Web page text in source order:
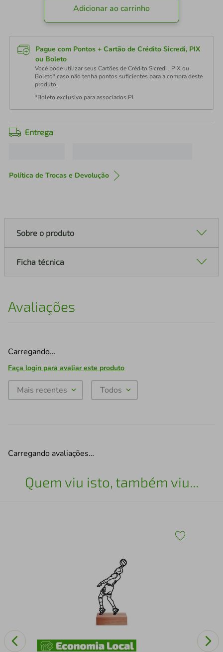
Adicionar ao carrinho
Pague com Pontos + Cartão de Crédito Sicredi, PIX
ou Boleto
Você pode utilizar seus Cartões de Crédito Sicredi , PIX ou
Boleto* caso não tenha pontos suficientes para a compra deste
produto.
*Boleto exclusivo para associados PJ
Entrega
Política de Trocas e Devolução
Sobre o produto
Ficha técnica
Avaliações
Carregando…
Faça login para avaliar este produto
Mais recentes Todos
Carregando avaliações…
Quem viu isto, também viu...